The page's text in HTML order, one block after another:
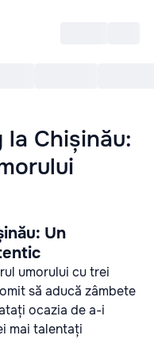
Chișinău:
Un
umorului cu trei
să aducă zâmbete
ocazia de a-i
mai talentați